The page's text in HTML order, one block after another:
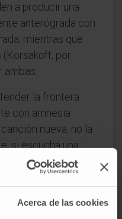
Acerca de las cookies
a producir una
anterógrada con
mientras que
por
la frontera
con amnesia
nueva, no la
si escucha una
puede tararearla
global transitoria
aguda y